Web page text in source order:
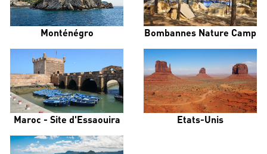
Monténégro Bombannes Nature Camp
Maroc - Site d'Essaouira Etats-Unis